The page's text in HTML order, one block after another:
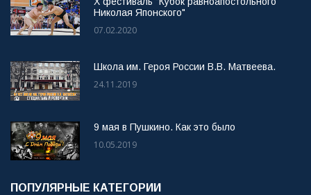
Николая Японского"
07.02.2020
Школа им. Героя России В.В. Матвеева.
24.11.2019
9 мая в Пушкино. Как это было
10.05.2019
ПОПУЛЯРНЫЕ КАТЕГОРИИ